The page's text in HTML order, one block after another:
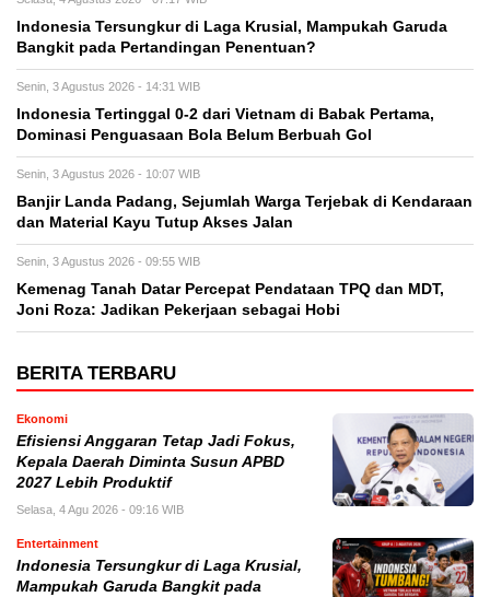
Indonesia Tersungkur di Laga Krusial, Mampukah Garuda
Bangkit pada Pertandingan Penentuan?
Senin, 3 Agustus 2026 - 14:31 WIB
Indonesia Tertinggal 0-2 dari Vietnam di Babak Pertama,
Dominasi Penguasaan Bola Belum Berbuah Gol
Senin, 3 Agustus 2026 - 10:07 WIB
Banjir Landa Padang, Sejumlah Warga Terjebak di Kendaraan
dan Material Kayu Tutup Akses Jalan
Senin, 3 Agustus 2026 - 09:55 WIB
Kemenag Tanah Datar Percepat Pendataan TPQ dan MDT,
Joni Roza: Jadikan Pekerjaan sebagai Hobi
BERITA TERBARU
Ekonomi
Efisiensi Anggaran Tetap Jadi Fokus,
Kepala Daerah Diminta Susun APBD
2027 Lebih Produktif
Selasa, 4 Agu 2026 - 09:16 WIB
Entertainment
Indonesia Tersungkur di Laga Krusial,
Mampukah Garuda Bangkit pada